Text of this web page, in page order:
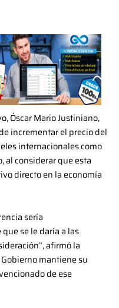
Óscar Mario Justiniano,
incrementar el precio del
internacionales como
al considerar que esta
directo en la economía
sería
se le daría a las
afirmó la
mantiene su
de ese